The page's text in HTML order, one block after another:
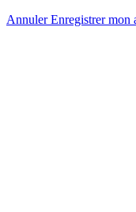
AnnulerEnregistrer mon